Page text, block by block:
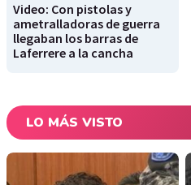
Video: Con pistolas y
ametralladoras de guerra
llegaban los barras de
Laferrere a la cancha
LO MÁS VISTO